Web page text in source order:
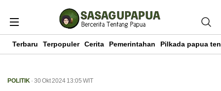
Terbaru Terpopuler Cerita Pemerintahan Pilkada papua
POLITIK · 30 Okt 2024 13:05 WIT